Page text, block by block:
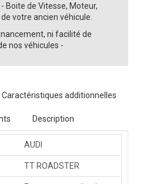
- Boite de Vitesse, Moteur,
votre ancien véhicule.
ni facilité de
nos véhicules -
Caractéristiques additionnelles
Description
AUDI
TT ROADSTER